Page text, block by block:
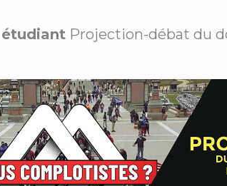
étudiant Projection-débat du